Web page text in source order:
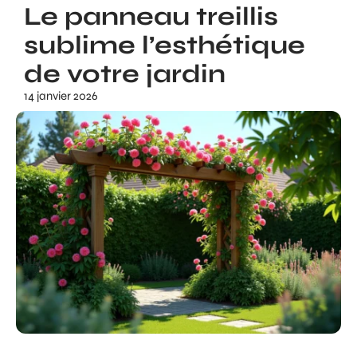
Le panneau treillis
sublime l’esthétique
de votre jardin
14 janvier 2026